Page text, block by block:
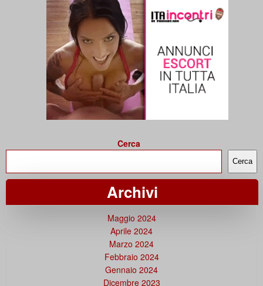
Cerca
Cerca
Archivi
Maggio 2024
Aprile 2024
Marzo 2024
Febbraio 2024
Gennaio 2024
Dicembre 2023